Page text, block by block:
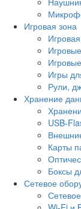
Игровая зона
Игры
Рули,
Хранение
USB-
Карты
Боксы
Сетевое